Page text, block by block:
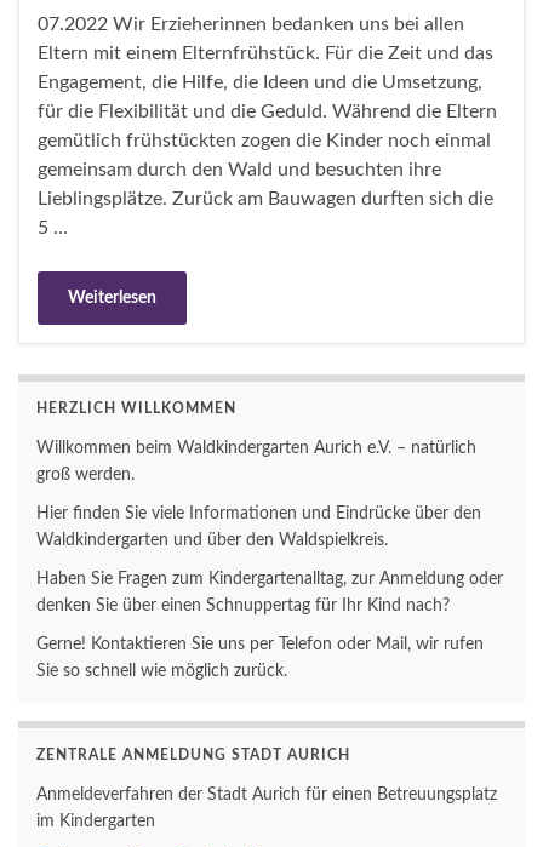
07.2022 Wir Erzieherinnen bedanken uns bei allen
Eltern mit einem Elternfrühstück. Für die Zeit und das
Engagement, die Hilfe, die Ideen und die Umsetzung,
für die Flexibilität und die Geduld. Während die Eltern
gemütlich frühstückten zogen die Kinder noch einmal
gemeinsam durch den Wald und besuchten ihre
Lieblingsplätze. Zurück am Bauwagen durften sich die
5 …
Weiterlesen
HERZLICH WILLKOMMEN
Willkommen beim Waldkindergarten Aurich e.V. – natürlich
groß werden.
Hier finden Sie viele Informationen und Eindrücke über den
Waldkindergarten und über den Waldspielkreis.
Haben Sie Fragen zum Kindergartenalltag, zur Anmeldung oder
denken Sie über einen Schnuppertag für Ihr Kind nach?
Gerne! Kontaktieren Sie uns per Telefon oder Mail, wir rufen
Sie so schnell wie möglich zurück.
ZENTRALE ANMELDUNG STADT AURICH
Anmeldeverfahren der Stadt Aurich für einen Betreuungsplatz
im Kindergarten